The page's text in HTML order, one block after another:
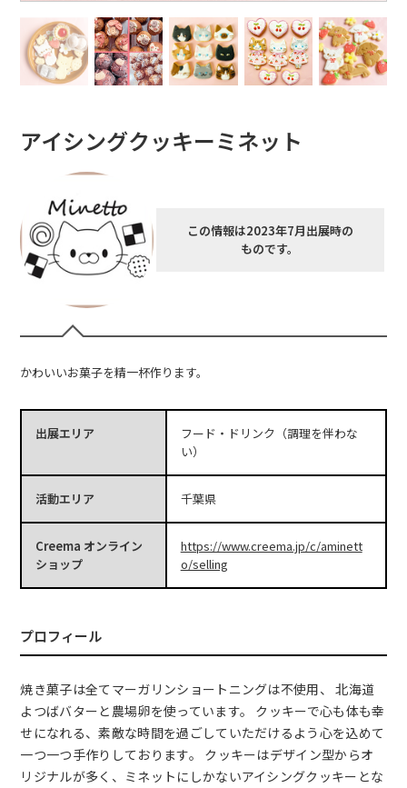
アイシングクッキーミネット
この情報は2023年7月出展時の
ものです。
かわいいお菓子を精一杯作ります。
出展エリア
フード・ドリンク（調理を伴わな
い）
活動エリア 千葉県
Creema オンライン
ショップ
https://www.creema.jp/c/aminett
o/selling
プロフィール
焼き菓子は全てマーガリンショートニングは不使用、 北海道
よつばバターと農場卵を使っています。 クッキーで心も体も幸
せになれる、素敵な時間を過ごしていただけるよう心を込めて
一つ一つ手作りしております。 クッキーはデザイン型からオ
リジナルが多く、ミネットにしかないアイシングクッキーとな